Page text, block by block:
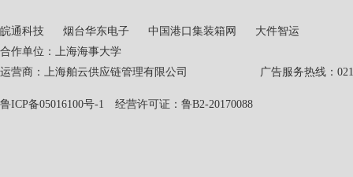
皖通科技 烟台华东电子 中国港口集装箱网
大件智运
合作单位：上海海事大学
运营商：上海舶云供应链管理有限公司 广告服务热线：021-
鲁ICP备05016100号-1 经营许可证：鲁B2-20170088